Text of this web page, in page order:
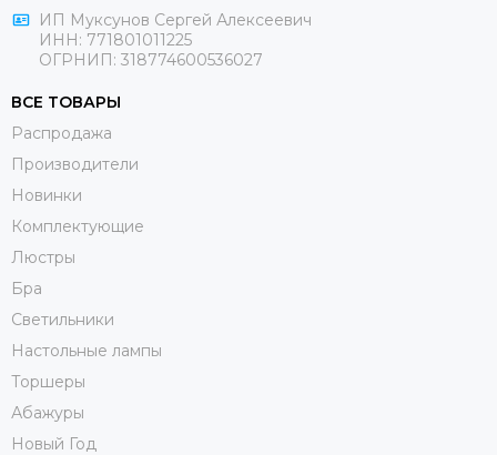
ИП Муксунов Сергей Алексеевич
ИНН: 771801011225
ОГРНИП: 318774600536027
ВСЕ ТОВАРЫ
Распродажа
Производители
Новинки
Комплектующие
Люстры
Бра
Светильники
Настольные лампы
Торшеры
Абажуры
Новый Год